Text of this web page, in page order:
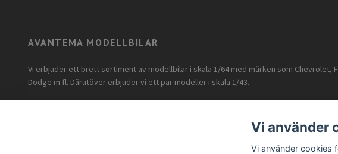
AVANTEMA MODELLBILAR
Vi erbjuder ett brett sortiment av modellbilar i skala 1/64 med märken som Chevrolet,
Dodge m.fl. Därutöver erbjuder vi ett par modeller i skala 1/43.
Vi använder
Vi använder cookies